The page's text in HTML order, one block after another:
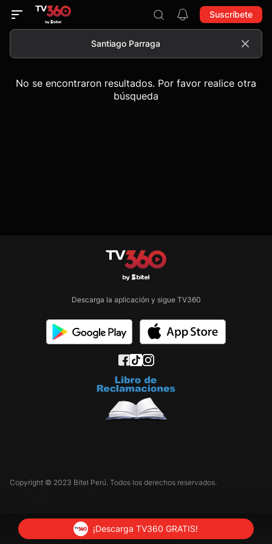
Suscríbete
No se encontraron resultados. Por favor realice otra
búsqueda
Descarga la aplicación y sigue TV360
Copyright © 2023 Bitel Perú. Todos los derechos reservados.
¡Descarga TV360 GRATIS!